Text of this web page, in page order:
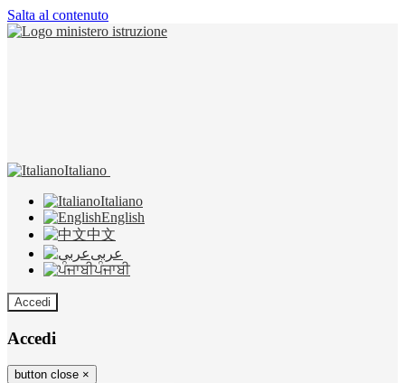
Salta al contenuto
Italiano
Italiano
English
中文
عربى
ਪੰਜਾਬੀ
Accedi
Accedi
button close ×